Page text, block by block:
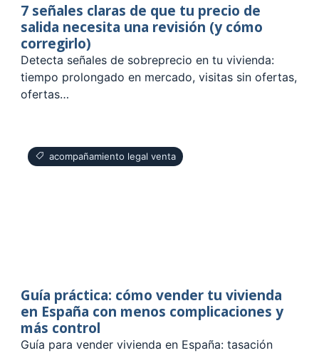
7 señales claras de que tu precio de
salida necesita una revisión (y cómo
corregirlo)
Detecta señales de sobreprecio en tu vivienda:
tiempo prolongado en mercado, visitas sin ofertas,
ofertas…
acompañamiento legal venta
Guía práctica: cómo vender tu vivienda
en España con menos complicaciones y
más control
Guía para vender vivienda en España: tasación